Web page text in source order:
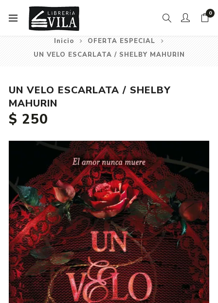
0
Inicio
OFERTA ESPECIAL
UN VELO ESCARLATA / SHELBY MAHURIN
UN VELO ESCARLATA / SHELBY
MAHURIN
$ 250